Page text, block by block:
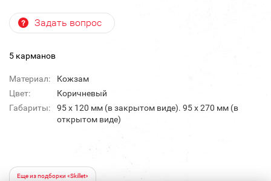
Задать вопрос
5 карманов
Материал:
Кожзам
Цвет:
Коричневый
Габариты:
95 х 120 мм (в закрытом виде). 95 х 270 мм (в
открытом виде)
Еще из подборки «Skillet»